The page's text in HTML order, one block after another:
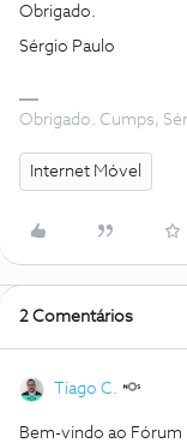
Obrigado.
Sérgio Paulo
Obrigado. Cumps,
Internet Móvel
2 Comentários
Tiago C.
Bem-vindo ao Fórum